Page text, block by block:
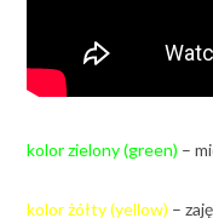
kolor zielony (green) –
kolor żółty(yellow) –